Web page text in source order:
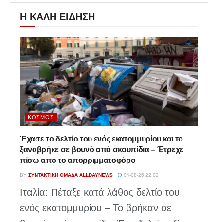
Η ΚΑΛΗ ΕΙΔΗΣΗ
ΚΌΣΜΟΣ
Έχασε το δελτίο του ενός εκατομμυρίου και το
ξαναβρήκε σε βουνό από σκουπίδια – Έτρεχε
πίσω από το απορριμματοφόρο
BY ΣΥΝΤΑΚΤΙΚΉ ΟΜΆΔΑ ALLDAYNEWS 04-08-26 22:02
Ιταλία: Πέταξε κατά λάθος δελτίο του
ενός εκατομμυρίου – Το βρήκαν σε